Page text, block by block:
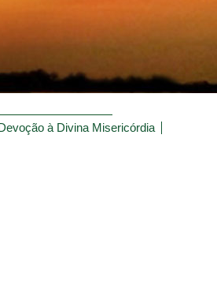
à Divina Misericórdia